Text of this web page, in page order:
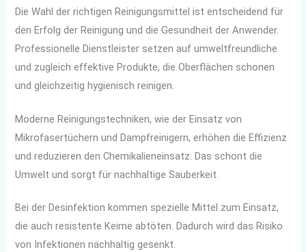
Die Wahl der richtigen Reinigungsmittel ist entscheidend für
den Erfolg der Reinigung und die Gesundheit der Anwender.
Professionelle Dienstleister setzen auf umweltfreundliche
und zugleich effektive Produkte, die Oberflächen schonen
und gleichzeitig hygienisch reinigen.
Moderne Reinigungstechniken, wie der Einsatz von
Mikrofasertüchern und Dampfreinigern, erhöhen die Effizienz
und reduzieren den Chemikalieneinsatz. Das schont die
Umwelt und sorgt für nachhaltige Sauberkeit.
Bei der Desinfektion kommen spezielle Mittel zum Einsatz,
die auch resistente Keime abtöten. Dadurch wird das Risiko
von Infektionen nachhaltig gesenkt.